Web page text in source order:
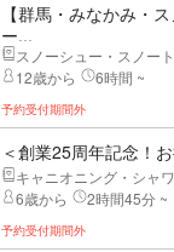
【群馬・みなかみ・
ー...
スノーシュー・スノー
12歳から
6時間 ~
予約受付期間外
＜創業25周年記念！
キャニオニング・シャ
6歳から
2時間45分 ~
予約受付期間外